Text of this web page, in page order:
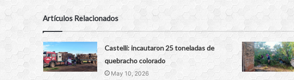
Artículos Relacionados
Castelli: incautaron 25 toneladas de
quebracho colorado
May 10, 2026